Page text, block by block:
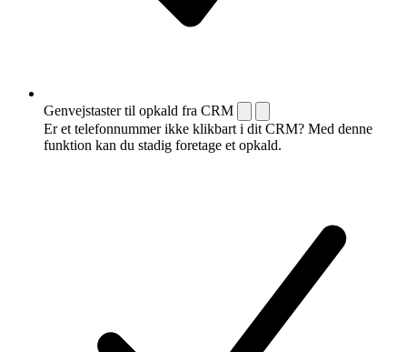
Genvejstaster til opkald fra CRM
Er et telefonnummer ikke klikbart i dit CRM? Med denne
funktion kan du stadig foretage et opkald.